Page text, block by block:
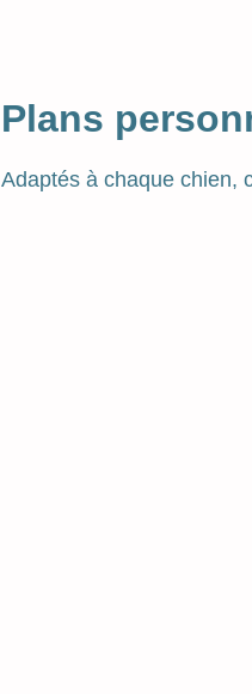
Plans
Adaptés à chaque chien,